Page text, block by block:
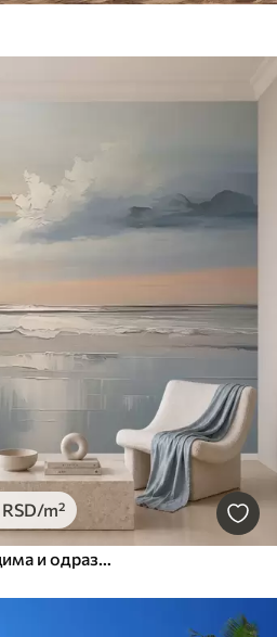
RSD/m²
Пастелна обала са облацима и одразом воде